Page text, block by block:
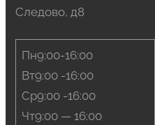
Следово, д8
Пн9:00-16:00
Вт9:00 -16:00
Ср9:00 -16:00
Чт9:00 — 16:00